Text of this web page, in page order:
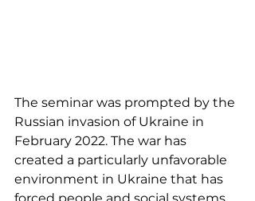
The seminar was prompted by the
Russian invasion of Ukraine in
February 2022. The war has
created a particularly unfavorable
environment in Ukraine that has